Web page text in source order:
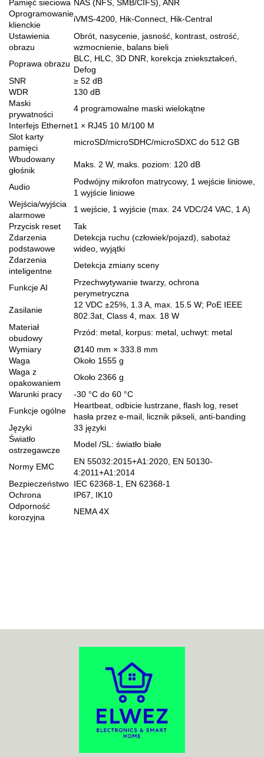
Pamięć sieciowa NAS (NFS, SMB/CIFS), ANR
Oprogramowanie
klienckie
iVMS-4200, Hik-Connect, Hik-Central
Ustawienia
obrazu
Obrót, nasycenie, jasność, kontrast, ostrość,
wzmocnienie, balans bieli
Poprawa obrazu
BLC, HLC, 3D DNR, korekcja zniekształceń,
Defog
SNR
≥ 52 dB
WDR
130 dB
Maski
prywatności
4 programowalne maski wielokątne
Interfejs Ethernet1 × RJ45 10 M/100 M
Slot karty
pamięci
microSD/microSDHC/microSDXC do 512 GB
Wbudowany
głośnik
Maks. 2 W, maks. poziom: 120 dB
Audio
Podwójny mikrofon matrycowy, 1 wejście liniowe,
1 wyjście liniowe
Wejścia/wyjścia
alarmowe
1 wejście, 1 wyjście (max. 24 VDC/24 VAC, 1 A)
Przycisk reset
Tak
Zdarzenia
podstawowe
Detekcja ruchu (człowiek/pojazd), sabotaż
wideo, wyjątki
Zdarzenia
inteligentne
Detekcja zmiany sceny
Funkcje AI
Przechwytywanie twarzy, ochrona
perymetryczna
Zasilanie
12 VDC ±25%, 1.3 A, max. 15.5 W; PoE IEEE
802.3at, Class 4, max. 18 W
Materiał
obudowy
Przód: metal, korpus: metal, uchwyt: metal
Wymiary
Ø140 mm × 333.8 mm
Waga
Około 1555 g
Waga z
opakowaniem
Około 2366 g
Warunki pracy
-30 °C do 60 °C
Funkcje ogólne
Heartbeat, odbicie lustrzane, flash log, reset
hasła przez e-mail, licznik pikseli, anti-banding
Języki
33 języki
Światło
ostrzegawcze
Model /SL: światło białe
Normy EMC
EN 55032:2015+A1:2020, EN 50130-
4:2011+A1:2014
Bezpieczeństwo IEC 62368-1, EN 62368-1
Ochrona
IP67, IK10
Odporność
korozyjna
NEMA 4X
ACO
ADATA